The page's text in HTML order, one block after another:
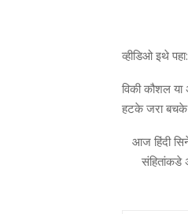
व्हीडिओ इथे
विकी कौशल या
हटके जरा बचके
आज हिंदी
संहितांकडे